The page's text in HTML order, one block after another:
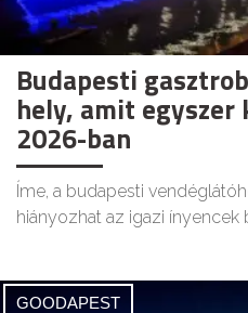
Budapesti
hely, amit
2026-ban
Íme, a budapesti
hiányozhat az igazi ínyencek
GOODAPEST